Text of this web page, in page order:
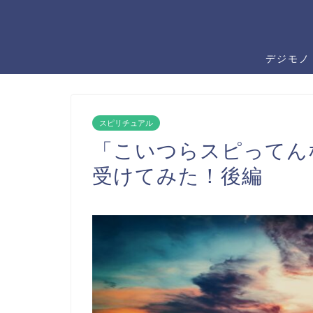
デジモノ
スピリチュアル
「こいつらスピって
受けてみた！後編